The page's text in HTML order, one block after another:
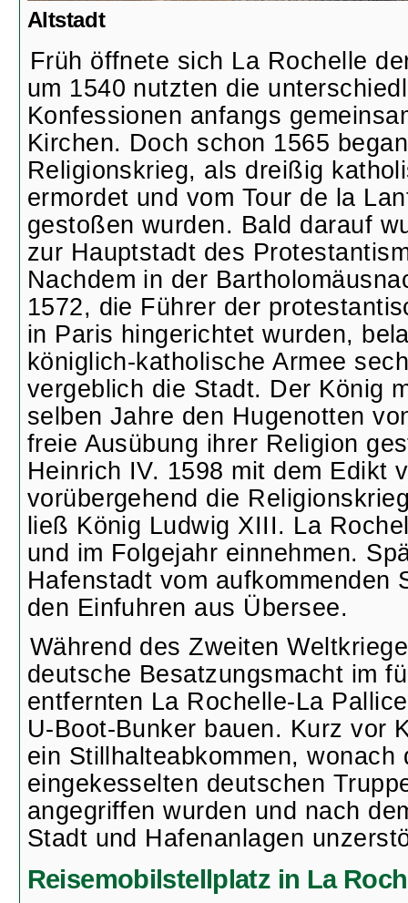
Altstadt
Früh öffnete sich La Rochelle
um 1540 nutzten die
Konfessionen anfangs
Kirchen. Doch schon 1565
Religionskrieg, als dreißig
ermordet und vom Tour de la
gestoßen wurden. Bald darauf
zur Hauptstadt des
Nachdem in der
1572, die Führer der
in Paris hingerichtet wurden,
königlich-katholische Armee
vergeblich die Stadt. Der König
selben Jahre den Hugenotten
freie Ausübung ihrer Religion
Heinrich IV. 1598 mit dem Edikt
vorübergehend die
ließ König Ludwig XIII. La
und im Folgejahr einnehmen.
Hafenstadt vom aufkommenden
den Einfuhren aus Übersee.
Während des Zweiten
deutsche Besatzungsmacht im
entfernten La Rochelle-La
U-Boot-Bunker bauen. Kurz vor
ein Stillhalteabkommen, wonach
eingekesselten deutschen
angegriffen wurden und nach
Stadt und Hafenanlagen
Reisemobilstellplatz in La